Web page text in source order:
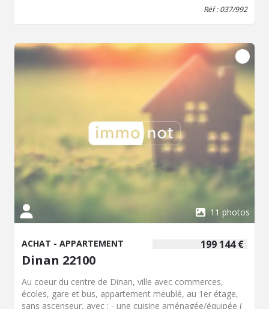
Réf : 037/992
11 photos
199 144 €
ACHAT - APPARTEMENT
Dinan 22100
Au coeur du centre de Dinan, ville avec commerces,
écoles, gare et bus, appartement meublé, au 1er étage,
sans ascenseur, avec : - une cuisine aménagée/équipée (